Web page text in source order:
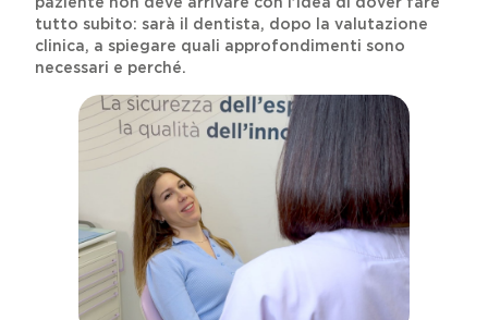
tutto subito: sarà il dentista, dopo la valutazione
clinica, a spiegare quali approfondimenti sono
necessari e perché.